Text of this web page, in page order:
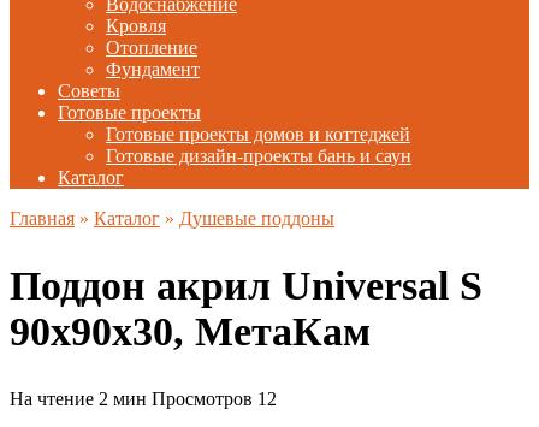
Водоснабжение
Кровля
Отопление
Фундамент
Советы
Готовые проекты
Готовые проекты домов и коттеджей
Готовые дизайн-проекты бань и саун
Каталог
Главная » Каталог » Душевые поддоны
Поддон акрил Universal S
90х90х30, МетаКам
На чтение 2 мин Просмотров 12